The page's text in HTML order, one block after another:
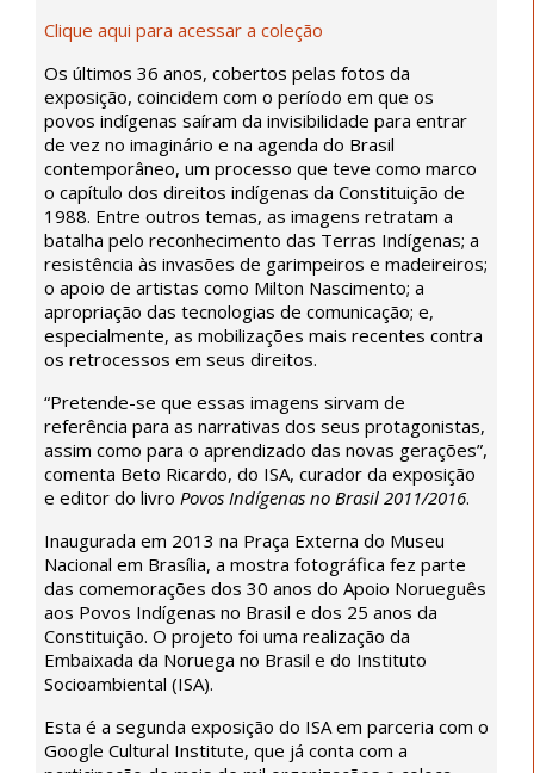
Clique aqui para acessar a coleção
Os últimos 36 anos, cobertos pelas fotos da
exposição, coincidem com o período em que os
povos indígenas saíram da invisibilidade para entrar
de vez no imaginário e na agenda do Brasil
contemporâneo, um processo que teve como marco
o capítulo dos direitos indígenas da Constituição de
1988. Entre outros temas, as imagens retratam a
batalha pelo reconhecimento das Terras Indígenas; a
resistência às invasões de garimpeiros e madeireiros;
o apoio de artistas como Milton Nascimento; a
apropriação das tecnologias de comunicação; e,
especialmente, as mobilizações mais recentes contra
os retrocessos em seus direitos.
“Pretende-se que essas imagens sirvam de
referência para as narrativas dos seus protagonistas,
assim como para o aprendizado das novas gerações”,
comenta Beto Ricardo, do ISA, curador da exposição
e editor do livro Povos Indígenas no Brasil 2011/2016.
Inaugurada em 2013 na Praça Externa do Museu
Nacional em Brasília, a mostra fotográfica fez parte
das comemorações dos 30 anos do Apoio Norueguês
aos Povos Indígenas no Brasil e dos 25 anos da
Constituição. O projeto foi uma realização da
Embaixada da Noruega no Brasil e do Instituto
Socioambiental (ISA).
Esta é a segunda exposição do ISA em parceria com o
Google Cultural Institute, que já conta com a
Sonia
Guajajara,
da
dos
Povos
Indígenas
do
(Apib),
e
lideranças
indígenas
durante
ocupação
da
Esplanada
dos
Ministérios,